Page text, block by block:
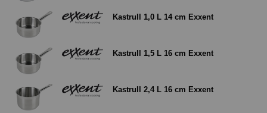
Kastrull 1,0 L 14 cm Exxent
Kastrull 1,5 L 16 cm Exxent
Kastrull 2,4 L 16 cm Exxent